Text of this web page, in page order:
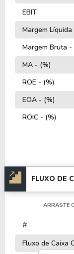
EBIT
Margem
Margem Bruta -
MA - (%)
ROE - (%)
EOA - (%)
ROIC - (%)
FLUXO DE
ARRASTE
#
Fluxo de Caixa